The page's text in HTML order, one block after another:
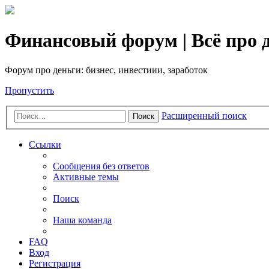
Финансовый форум | Всё про
Форум про деньги: бизнес, инвестиии, заработок
Пропустить
Поиск Расширенный поиск
Ссылки
Сообщения без ответов
Активные темы
Поиск
Наша команда
FAQ
Вход
Регистрация